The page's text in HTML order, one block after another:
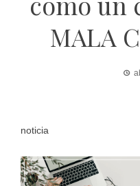
MALA
noticia